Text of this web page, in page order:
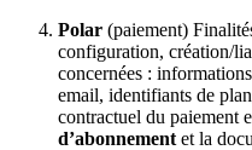
Polar (paiement)
configuration, création/
concernées :
email, identifiants de
contractuel du paiement
d’abonnement et la